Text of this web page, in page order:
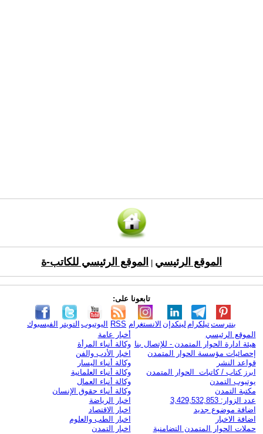
الموقع الرئيسي الموقع الرئيسي للكاتب-ة
تابعونا على:
الفيسبوك التويتر اليوتيوب RSS الانستغرام لينكدإن تيلكرامبنترست
الموقع الرئيسي
هيئة ادارة الحوار المتمدن - للإتصال بنا
إحصائيات مؤسسة الحوار المتمدن
قواعد النشر
ابرز كتاب / كاتبات الحوار المتمدن
يوتيوب التمدن
مكتبة التمدن
عدد الزوار: 3,429,532,853
اضافة موضوع جديد
اضافة الاخبار
حملات الحوار المتمدن التضامنية
أخبار عامة
وكالة أنباء المرأة
اخبار الأدب والفن
وكالة أنباء اليسار
وكالة أنباء العلمانية
وكالة أنباء العمال
وكالة أنباء حقوق الإنسان
اخبار الرياضة
اخبار الاقتصاد
اخبار الطب والعلوم
اخبار التمدن